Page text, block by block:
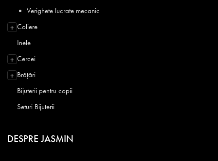
Verighete lucrate mecanic
+ Coliere
Inele
+ Cercei
+ Brățări
Bijuterii pentru copii
Seturi Bijuterii
DESPRE JASMIN